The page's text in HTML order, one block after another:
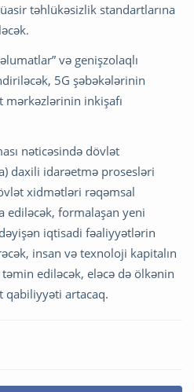
təhlükəsizlik standartlarına
və genişzolaqlı
5G şəbəkələrinin
inkişafı
nəticəsində dövlət
daxili idarəetmə prosesləri
xidmətləri rəqəmsal
ediləcək, formalaşan yeni
iqtisadi fəaliyyətlərin
insan və texnoloji kapitalın
ediləcək, eləcə də ölkənin
qabiliyyəti artacaq.